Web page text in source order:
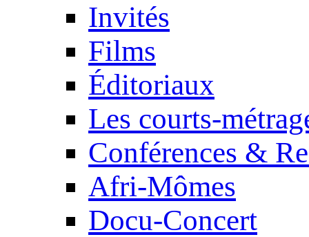
Invités
Films
Éditoriaux
Les courts-
Conférences &
Afri-Mômes
Docu-Concert